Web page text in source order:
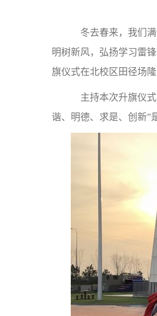
冬去春来，我们满
明树新风，弘扬学习雷
旗仪式在北校区田径场隆
主持本次升旗仪式
谐、明德、求是、创新”